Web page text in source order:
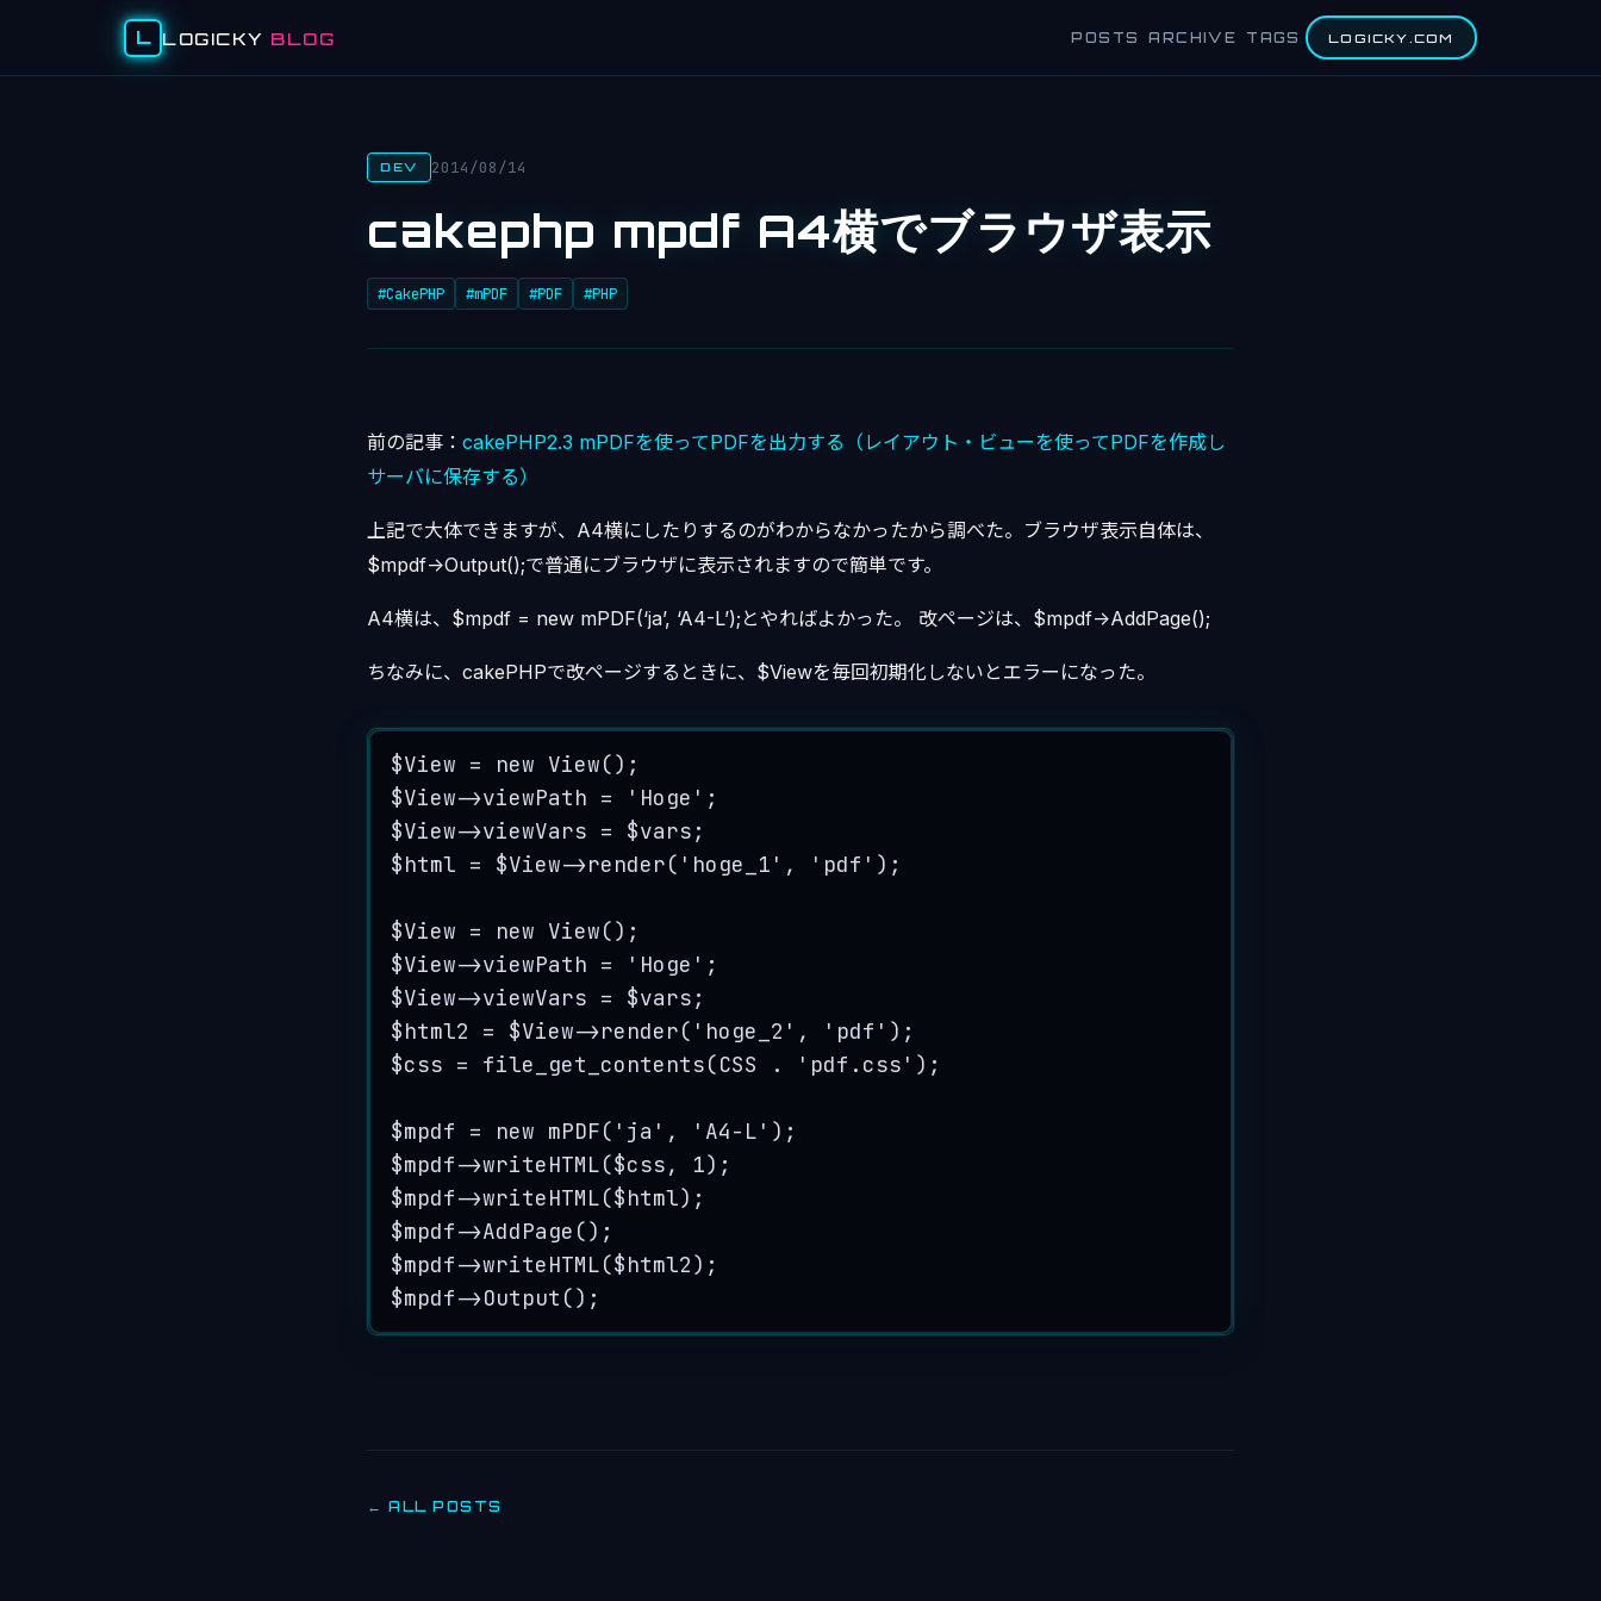
L LOGICKY BLOG POSTS ARCHIVE TAGS LOGICKY.COM
DEV 2014/08/14
cakephp mpdf A4横でブラウザ表示
#CakePHP #mPDF #PDF #PHP
前の記事： cakePHP2.3 mPDFを使ってPDFを出力する（レイアウト・ビューを使ってPDFを作成し
サーバに保存する）
上記で大体できますが、A4横にしたりするのがわからなかったから調べた。ブラウザ表示自体は、
$mpdf->Output();で普通にブラウザに表示されますので簡単です。
A4横は、$mpdf = new mPDF(‘ja’, ‘A4-L’);とやればよかった。 改ページは、$mpdf->AddPage();
ちなみに、cakePHPで改ページするときに、$Viewを毎回初期化しないとエラーになった。
$View = new View();
$View->viewPath = ' Hoge ' ;
$View->viewVars = $vars ;
$html = $View->render( ' hoge_1 ' , ' pdf ' );
$View = new View();
$View->viewPath = ' Hoge ' ;
$View->viewVars = $vars ;
$html2
= $View->render( ' hoge_2 ' , ' pdf ' );
$css = file_get_contents(CSS . ' pdf.css ' );
$mpdf = new mPDF( ' ja ' , ' A4-L ' );
$mpdf->writeHTML($css, 1);
$mpdf->writeHTML($html);
$mpdf->AddPage ();
$mpdf->writeHTML($html2);
$mpdf->Output ();
← ALL POSTS